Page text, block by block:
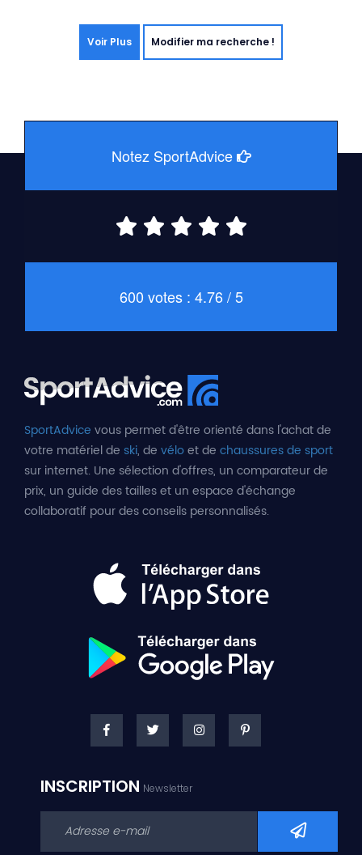
Voir Plus Modifier ma recherche !
Notez SportAdvice
600 votes : 4.76 / 5
SportAdvice vous permet d'être orienté dans l'achat de
votre matériel de ski, de véloet de chaussures de sport
sur internet. Une sélection d'offres, un comparateur de
prix, un guide des tailles et un espace d'échange
collaboratif pour des conseils personnalisés.
INSCRIPTION Newsletter